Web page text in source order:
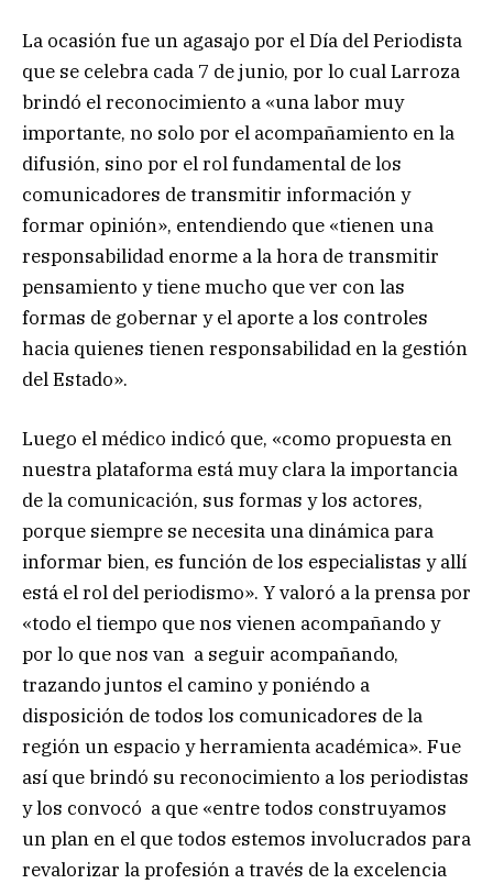
La ocasión fue un agasajo por el Día del Periodista
que se celebra cada 7 de junio, por lo cual Larroza
brindó el reconocimiento a «una labor muy
importante, no solo por el acompañamiento en la
difusión, sino por el rol fundamental de los
comunicadores de transmitir información y
formar opinión», entendiendo que «tienen una
responsabilidad enorme a la hora de transmitir
pensamiento y tiene mucho que ver con las
formas de gobernar y el aporte a los controles
hacia quienes tienen responsabilidad en la gestión
del Estado».
Luego el médico indicó que, «como propuesta en
nuestra plataforma está muy clara la importancia
de la comunicación, sus formas y los actores,
porque siempre se necesita una dinámica para
informar bien, es función de los especialistas y allí
está el rol del periodismo». Y valoró a la prensa por
«todo el tiempo que nos vienen acompañando y
por lo que nos van a seguir acompañando,
trazando juntos el camino y poniéndo a
disposición de todos los comunicadores de la
región un espacio y herramienta académica». Fue
así que brindó su reconocimiento a los periodistas
y los convocó a que «entre todos construyamos
un plan en el que todos estemos involucrados para
revalorizar la profesión a través de la excelencia